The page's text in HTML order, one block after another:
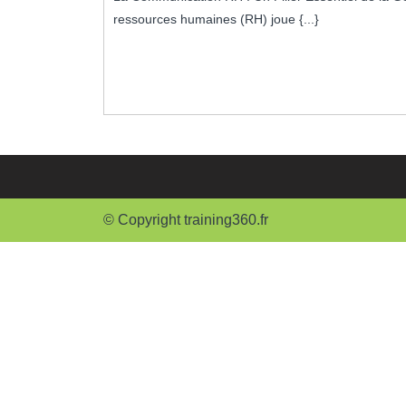
ressources humaines (RH) joue {...}
© Copyright training360.fr